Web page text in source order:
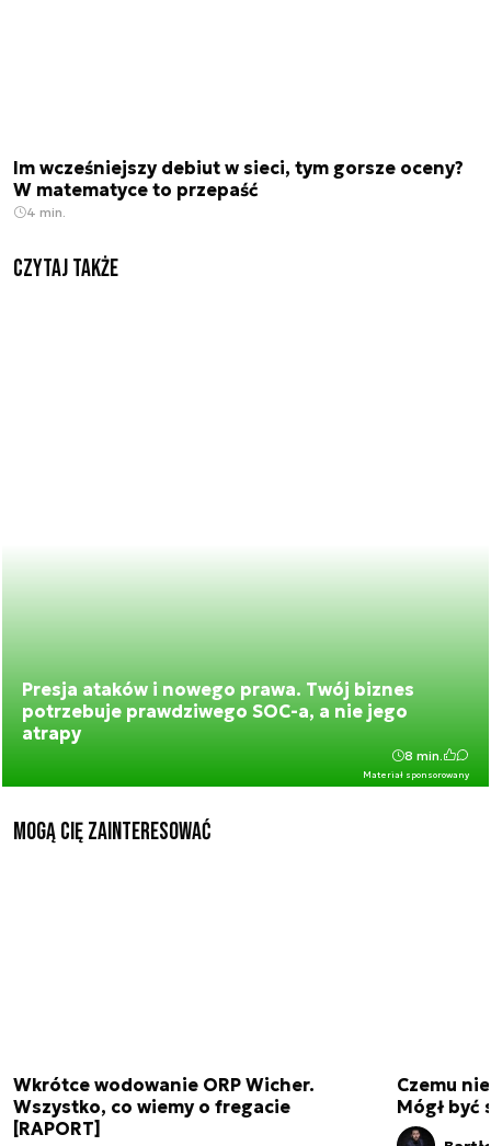
Im wcześniejszy debiut w sieci, tym gorsze oceny?
W matematyce to przepaść
4 min.
Czytaj także
Presja ataków i nowego prawa. Twój biznes
potrzebuje prawdziwego SOC-a, a nie jego
atrapy
Materiał sponsorowany
8 min.
Mogą Cię zainteresować
Wkrótce wodowanie ORP Wicher.
Wszystko, co wiemy o fregacie
[RAPORT]
Czemu
Mógł być